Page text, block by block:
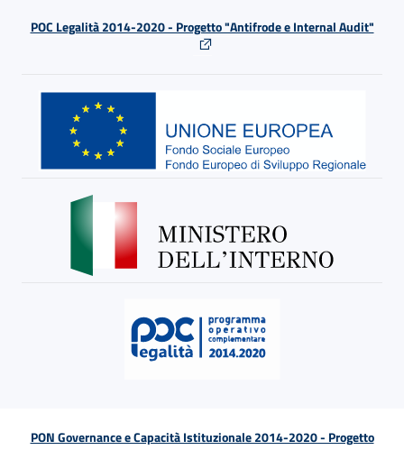
POC Legalità 2014-2020 - Progetto "Antifrode e Internal Audit"
PON Governance e Capacità Istituzionale 2014-2020 - Progetto